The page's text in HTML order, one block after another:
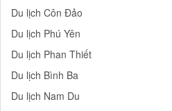
Du lịch Côn Đảo
Du lịch Phú Yên
Du lịch Phan Thiết
Du lịch Bình Ba
Du lịch Nam Du